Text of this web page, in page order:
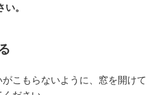
。
がこもらないように、窓を開けて